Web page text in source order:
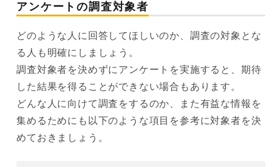
アンケートの調査対象者
どのような人に回答してほしいのか、調査の対象とな
る人も明確にしましょう。
調査対象者を決めずにアンケートを実施すると、期待
した結果を得ることができない場合もあります。
どんな人に向けて調査をするのか、また有益な情報を
集めるためにも以下のような項目を参考に対象者を決
めておきましょう。